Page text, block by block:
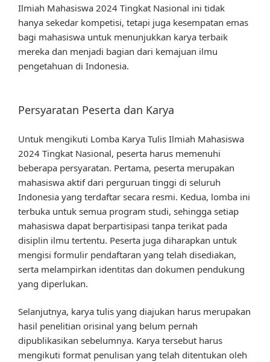
Ilmiah Mahasiswa 2024 Tingkat Nasional ini tidak
hanya sekedar kompetisi, tetapi juga kesempatan emas
bagi mahasiswa untuk menunjukkan karya terbaik
mereka dan menjadi bagian dari kemajuan ilmu
pengetahuan di Indonesia.
Persyaratan Peserta dan Karya
Untuk mengikuti Lomba Karya Tulis Ilmiah Mahasiswa
2024 Tingkat Nasional, peserta harus memenuhi
beberapa persyaratan. Pertama, peserta merupakan
mahasiswa aktif dari perguruan tinggi di seluruh
Indonesia yang terdaftar secara resmi. Kedua, lomba ini
terbuka untuk semua program studi, sehingga setiap
mahasiswa dapat berpartisipasi tanpa terikat pada
disiplin ilmu tertentu. Peserta juga diharapkan untuk
mengisi formulir pendaftaran yang telah disediakan,
serta melampirkan identitas dan dokumen pendukung
yang diperlukan.
Selanjutnya, karya tulis yang diajukan harus merupakan
hasil penelitian orisinal yang belum pernah
dipublikasikan sebelumnya. Karya tersebut harus
mengikuti format penulisan yang telah ditentukan oleh